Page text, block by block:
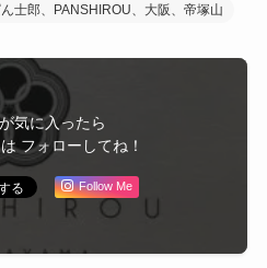
士郎、PANSHIROU、大阪、帝塚山
気に入ったら
フォローしてね！
Follow Me